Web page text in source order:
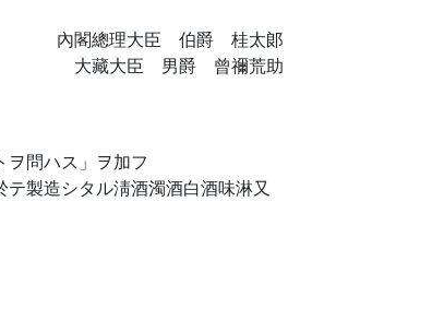
內閣總理大臣 伯爵 桂太郞
大藏大臣 男爵 曾禰荒助
問ハス」ヲ加フ
製造シタル淸酒濁酒白酒味淋又